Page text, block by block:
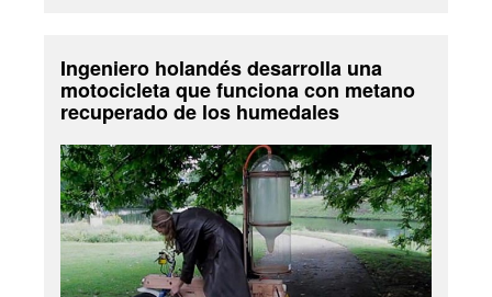
Ingeniero holandés desarrolla una
motocicleta que funciona con metano
recuperado de los humedales